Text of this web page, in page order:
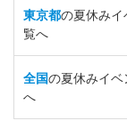
東京都の夏休み
覧へ
全国の夏休みイ
へ